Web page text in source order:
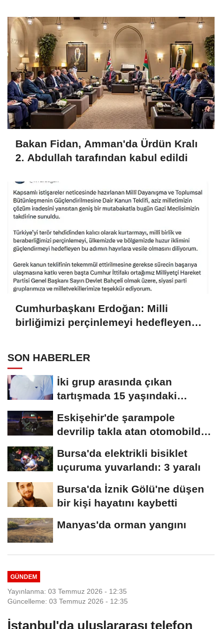
Bakan Fidan, Amman'da Ürdün Kralı
2. Abdullah tarafından kabul edildi
Cumhurbaşkanı Erdoğan: Milli
birliğimizi perçinlemeyi hedefleyen
SON HABERLER
İki grup arasında çıkan
tartışmada 15 yaşındaki
Eskişehir'de şarampole
devrilip takla atan otomobilde
Bursa'da elektrikli bisiklet
uçuruma yuvarlandı: 3 yaralı
Bursa'da İznik Gölü'ne düşen
bir kişi hayatını kaybetti
Manyas'da orman yangını
GÜNDEM
Yayınlanma: 03 Temmuz 2026 - 12:35
Güncelleme: 03 Temmuz 2026 - 12:35
İstanbul'da uluslararası telefon